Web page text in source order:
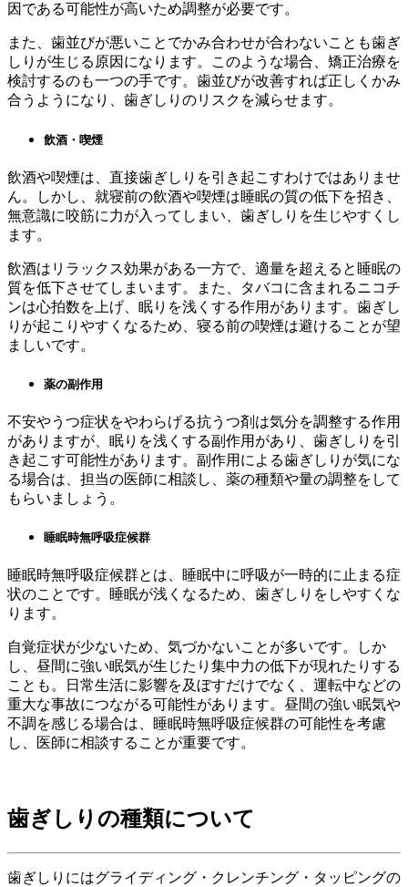
因である可能性が高いため調整が必要です。
また、歯並びが悪いことでかみ合わせが合わないことも歯ぎ
しりが生じる原因になります。このような場合、矯正治療を
検討するのも一つの手です。歯並びが改善すれば正しくかみ
合うようになり、歯ぎしりのリスクを減らせます。
飲酒・喫煙
飲酒や喫煙は、直接歯ぎしりを引き起こすわけではありませ
ん。しかし、就寝前の飲酒や喫煙は睡眠の質の低下を招き、
無意識に咬筋に力が入ってしまい、歯ぎしりを生じやすくし
ます。
飲酒はリラックス効果がある一方で、適量を超えると睡眠の
質を低下させてしまいます。また、タバコに含まれるニコチ
ンは心拍数を上げ、眠りを浅くする作用があります。歯ぎし
りが起こりやすくなるため、寝る前の喫煙は避けることが望
ましいです。
薬の副作用
不安やうつ症状をやわらげる抗うつ剤は気分を調整する作用
がありますが、眠りを浅くする副作用があり、歯ぎしりを引
き起こす可能性があります。副作用による歯ぎしりが気にな
る場合は、担当の医師に相談し、薬の種類や量の調整をして
もらいましょう。
睡眠時無呼吸症候群
睡眠時無呼吸症候群とは、睡眠中に呼吸が一時的に止まる症
状のことです。睡眠が浅くなるため、歯ぎしりをしやすくな
ります。
自覚症状が少ないため、気づかないことが多いです。しか
し、昼間に強い眠気が生じたり集中力の低下が現れたりする
ことも。日常生活に影響を及ぼすだけでなく、運転中などの
重大な事故につながる可能性があります。昼間の強い眠気や
不調を感じる場合は、睡眠時無呼吸症候群の可能性を考慮
し、医師に相談することが重要です。
歯ぎしりの種類について
歯ぎしりにはグライディング・クレンチング・タッピングの